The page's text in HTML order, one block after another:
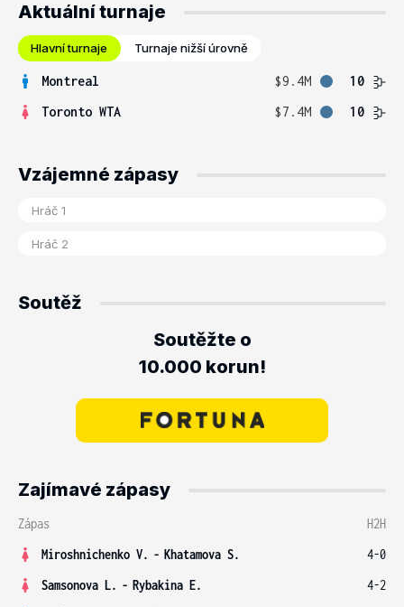
Aktuální turnaje
Hlavní turnaje Turnaje nižší úrovně
Montreal $9.4M
10
Toronto WTA
$7.4M 10
Vzájemné zápasy
Soutěž
Soutěžte o
10.000 korun!
Zajímavé zápasy
Zápas
H2H
Miroshnichenko V. - Khatamova S.
4-0
Samsonova L. - Rybakina E.
4-2